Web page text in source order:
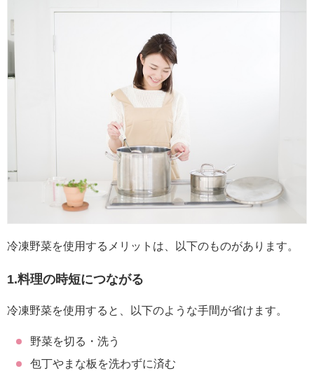
冷凍野菜を使用するメリットは、以下のものがあります。
1.料理の時短につながる
冷凍野菜を使用すると、以下のような手間が省けます。
野菜を切る・洗う
包丁やまな板を洗わずに済む